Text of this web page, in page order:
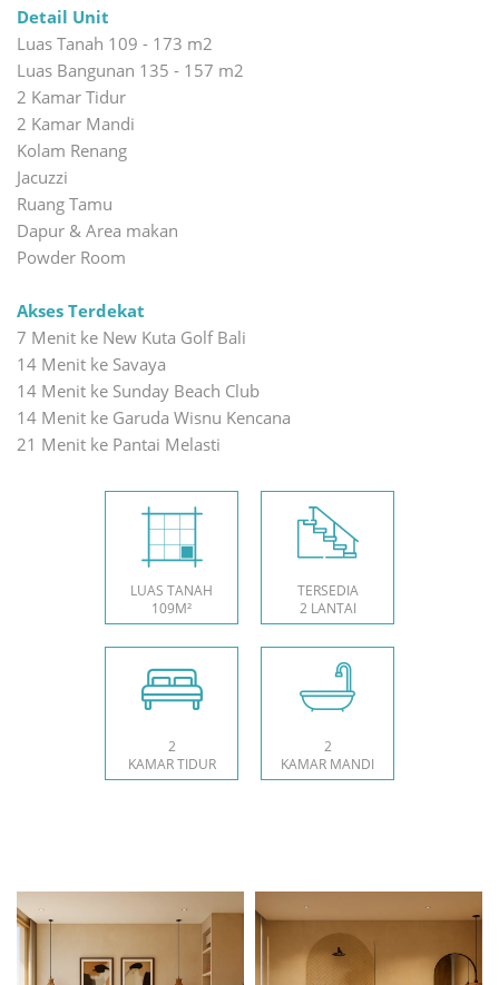
Detail Unit
Luas Tanah 109 - 173 m2
Luas Bangunan 135 - 157 m2
2 Kamar Tidur
2 Kamar Mandi
Kolam Renang
Jacuzzi
Ruang Tamu
Dapur & Area makan
Powder Room
Akses Terdekat
7 Menit ke New Kuta Golf Bali
14 Menit ke Savaya
14 Menit ke Sunday Beach Club
14 Menit ke Garuda Wisnu Kencana
21 Menit ke Pantai Melasti
LUAS TANAH
109M²
TERSEDIA
2 LANTAI
2
KAMAR TIDUR
2
KAMAR MANDI